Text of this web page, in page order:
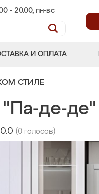
- 20.00, пн-вс
И ОПЛАТА
СТИЛЕ
"Па-де-де"
0.0 (0 голосов)